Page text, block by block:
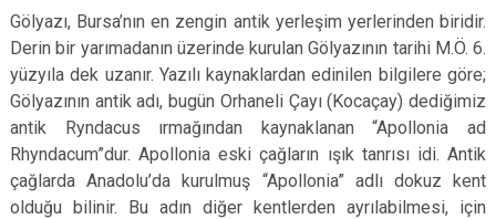
Gölyazı, Bursa’nın en zengin antik yerleşim yerlerinden biridir.
Derin bir yarımadanın üzerinde kurulan Gölyazının tarihi M.Ö. 6.
yüzyıla dek uzanır. Yazılı kaynaklardan edinilen bilgilere göre;
Gölyazının antik adı, bugün Orhaneli Çayı (Kocaçay) dediğimiz
antik Ryndacus ırmağından kaynaklanan “Apollonia ad
Rhyndacum”dur. Apollonia eski çağların ışık tanrısı idi. Antik
çağlarda Anadolu’da kurulmuş “Apollonia” adlı dokuz kent
olduğu bilinir. Bu adın diğer kentlerden ayrılabilmesi, için